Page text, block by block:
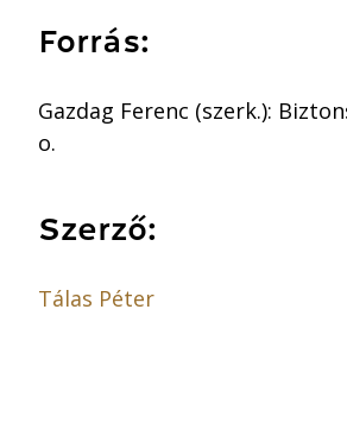
Forrás:
Gazdag Ferenc (szerk.):
o.
Szerző:
Tálas Péter